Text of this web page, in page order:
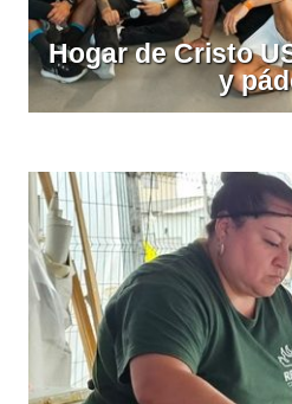
Hogar de Cristo
y